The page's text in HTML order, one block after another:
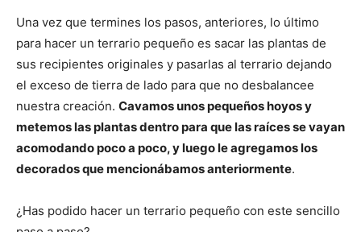
Una vez que termines los pasos, anteriores, lo último
para hacer un terrario pequeño es sacar las plantas de
sus recipientes originales y pasarlas al terrario dejando
el exceso de tierra de lado para que no desbalancee
nuestra creación. Cavamos unos pequeños hoyos y
metemos las plantas dentro para que las raíces se vayan
acomodando poco a poco, y luego le agregamos los
decorados que mencionábamos anteriormente.
¿Has podido hacer un terrario pequeño con este sencillo